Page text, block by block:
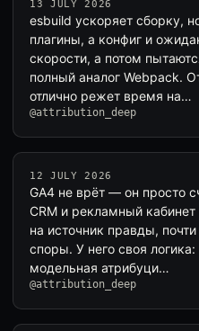
13 JULY 2026
esbuild ускоряет сборку,
плагины, а конфиг и
скорости, а потом
полный аналог Webpack.
отлично режет время на…
@attribution_deep
12 JULY 2026
GA4 не врёт — он просто
CRM и рекламный
на источник правды,
споры. У него своя
модельная атрибуци…
@attribution_deep